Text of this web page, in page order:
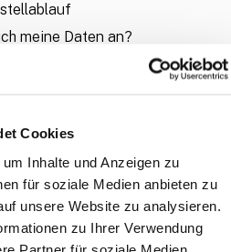
Cookies
Inhalte und Anzeigen zu
für soziale Medien anbieten zu
unsere Website zu analysieren.
zu Ihrer Verwendung
Partner für soziale Medien,
meine Daten an?
individuelles Angebot?
Mein Konto